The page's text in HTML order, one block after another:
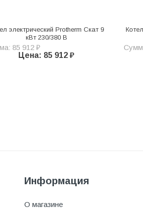
электрический Protherm Скат 9
кВт 230/380 В
85 912 ₽
Цена: 85 912 ₽
Информация
О магазине